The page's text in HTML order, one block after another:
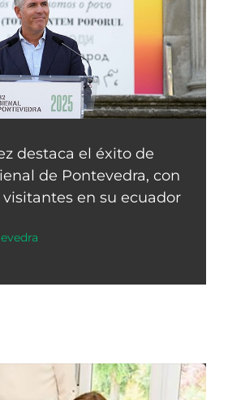
destaca el éxito de
de Pontevedra, con
en su ecuador